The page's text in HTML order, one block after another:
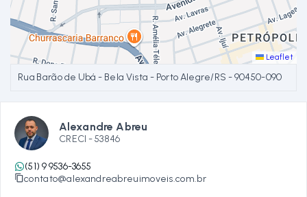
Leaflet
Rua Barão de Ubá - Bela Vista - Porto Alegre/RS - 90450-090
Alexandre Abreu
CRECI -53846
(51) 9 9536-3655
contato@alexandreabreuimoveis.com.br